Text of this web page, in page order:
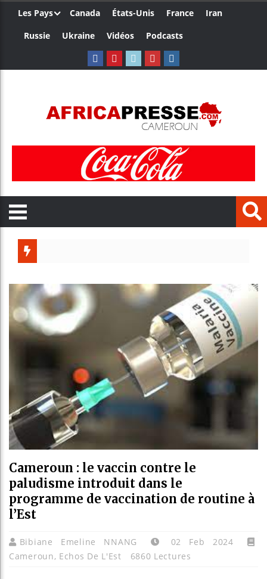
Les Pays Canada États-Unis France
Iran
Russie
Ukraine Vidéos Podcasts
Guinée :
Réforme
Bénin :
Cameroun : le vaccin contre le
paludisme introduit dans le
programme de vaccination de routine à
l’Est
Bibiane Emeline NNANG
02 Feb 2024
Cameroun, Echos De L'Est 6860 Lectures